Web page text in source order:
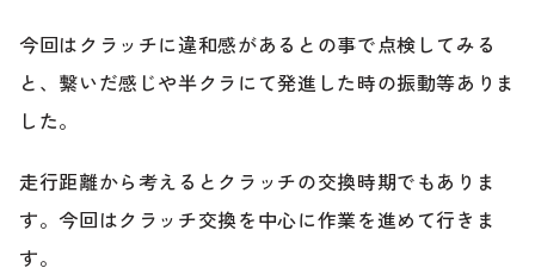
お客様の声
ケータハム岐阜
車検・整備・修理のご依頼
その他のお問い合わせ
今回はクラッチに違和感があるとの事で点検してみる
と、繋いだ感じや半クラにて発進した時の振動等ありま
した。
走行距離から考えるとクラッチの交換時期でもありま
す。今回はクラッチ交換を中心に作業を進めて行きま
す。